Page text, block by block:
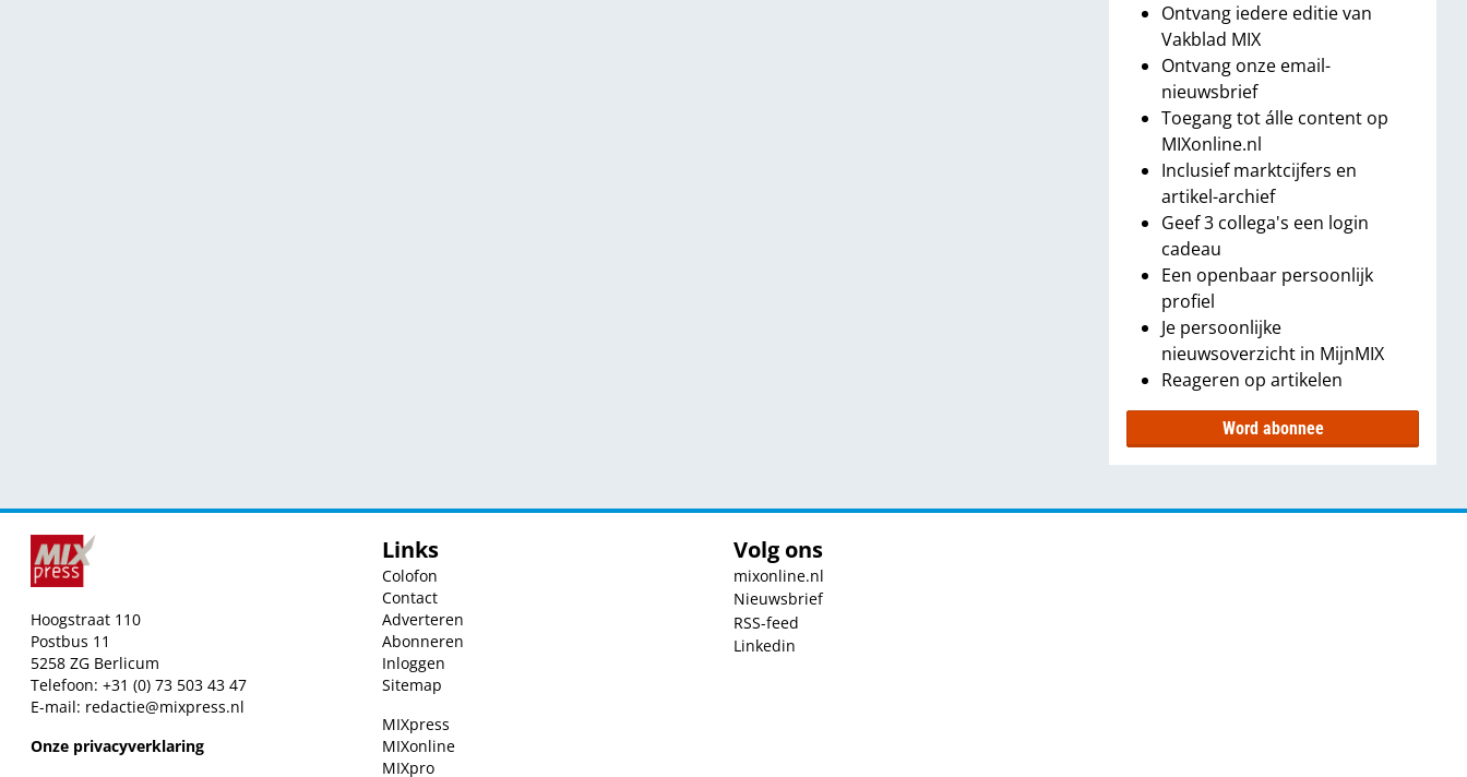
Ontvang iedere editie van
Vakblad MIX
Ontvang onze email-
nieuwsbrief
Toegang tot álle content op
MIXonline.nl
Inclusief marktcijfers en
artikel-archief
Geef 3 collega's een login
cadeau
Een openbaar persoonlijk
profiel
Je persoonlijke
nieuwsoverzicht in MijnMIX
Reageren op artikelen
Word abonnee
Hoogstraat 110
Postbus 11
5258 ZG Berlicum
Telefoon: +31 (0) 73 503 43 47
E-mail: redactie@mixpress.nl
Onze privacyverklaring
Links
Colofon
Contact
Adverteren
Abonneren
Inloggen
Sitemap
MIXpress
MIXonline
MIXpro
Volg ons
mixonline.nl
Nieuwsbrief
RSS-feed
Linkedin